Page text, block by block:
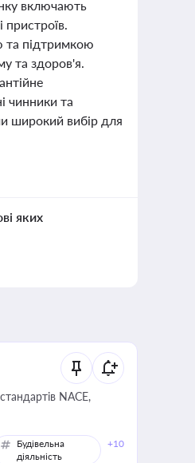
включають
пристроїв.
та підтримкою
та здоров'я.
чинники та
широкий вибір для
яких
NACE,
Будівельна
діяльність
+10